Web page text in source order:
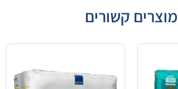
מוצרים קשורים